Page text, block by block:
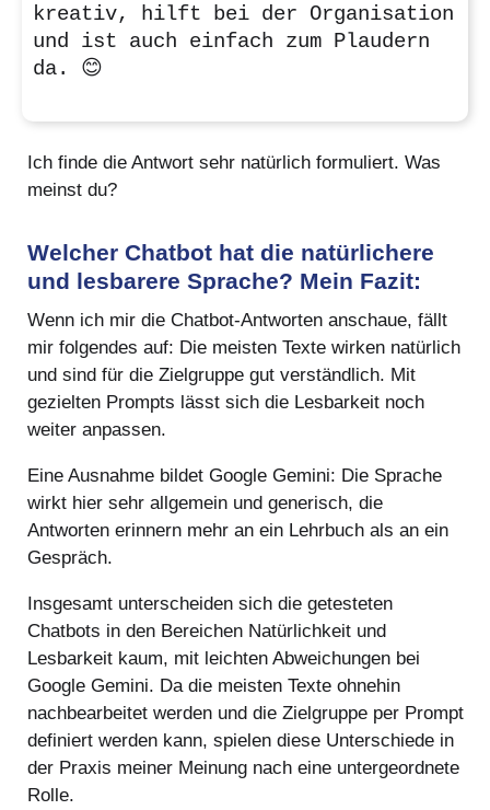
kreativ, hilft bei der Organisation
und ist auch einfach zum Plaudern
da. 😊
Ich finde die Antwort sehr natürlich formuliert. Was
meinst du?
Welcher Chatbot hat die natürlichere
und lesbarere Sprache? Mein Fazit:
Wenn ich mir die Chatbot-Antworten anschaue, fällt
mir folgendes auf: Die meisten Texte wirken natürlich
und sind für die Zielgruppe gut verständlich. Mit
gezielten Prompts lässt sich die Lesbarkeit noch
weiter anpassen.
Eine Ausnahme bildet Google Gemini: Die Sprache
wirkt hier sehr allgemein und generisch, die
Antworten erinnern mehr an ein Lehrbuch als an ein
Gespräch.
Insgesamt unterscheiden sich die getesteten
Chatbots in den Bereichen Natürlichkeit und
Lesbarkeit kaum, mit leichten Abweichungen bei
Google Gemini. Da die meisten Texte ohnehin
nachbearbeitet werden und die Zielgruppe per Prompt
definiert werden kann, spielen diese Unterschiede in
der Praxis meiner Meinung nach eine untergeordnete
Rolle.